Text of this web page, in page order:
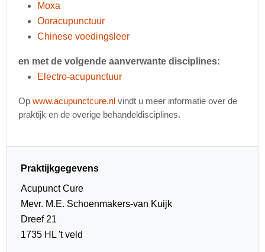
Moxa
Ooracupunctuur
Chinese voedingsleer
en met de volgende aanverwante disciplines:
Electro-acupunctuur
Opwww.acupunctcure.nl vindt u meer informatie over de
praktijk en de overige behandeldisciplines.
Praktijkgegevens
Acupunct Cure
Mevr. M.E. Schoenmakers-van Kuijk
Dreef 21
1735 HL 't veld